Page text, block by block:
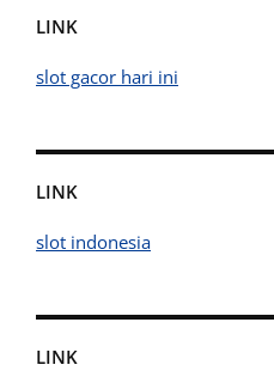
LINK
slot gacor hari ini
LINK
slot indonesia
LINK